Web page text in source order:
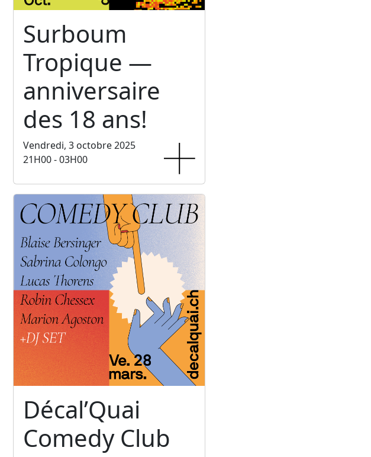
Surboum
Tropique —
anniversaire
des 18 ans!
Vendredi, 3 octobre 2025
21H00 - 03H00
Décal’Quai
Comedy Club